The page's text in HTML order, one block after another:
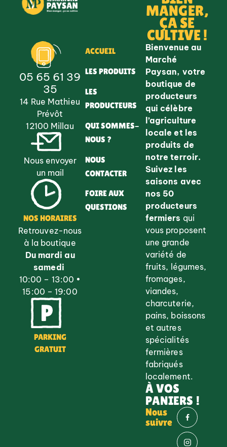
MANGER,
ÇA SE
CULTIVE !
05 65 61 39
35
14 Rue Mathieu
Prévôt
12100 Millau
Nous envoyer
un mail
NOS HORAIRES
Retrouvez-nous
à la boutique
Du mardi au
samedi
10:00 – 13:00 •
15:00 – 19:00
PARKING
GRATUIT
ACCUEIL
LES PRODUITS
LES
PRODUCTEURS
QUI SOMMES-
NOUS ?
NOUS
CONTACTER
FOIRE AUX
QUESTIONS
Bienvenue au
Marché
Paysan, votre
boutique de
producteurs
qui célèbre
l’agriculture
locale et les
produits de
notre terroir.
Suivez les
saisons avec
nos 50
producteurs
fermiers qui
vous proposent
une grande
variété de
fruits, légumes,
fromages,
viandes,
charcuterie,
pains, boissons
et autres
spécialités
fermières
fabriqués
localement.
À VOS
PANIERS !
Nous
suivre